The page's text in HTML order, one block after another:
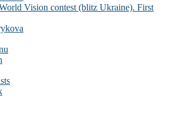
Vision contest (blitz Ukraine). First